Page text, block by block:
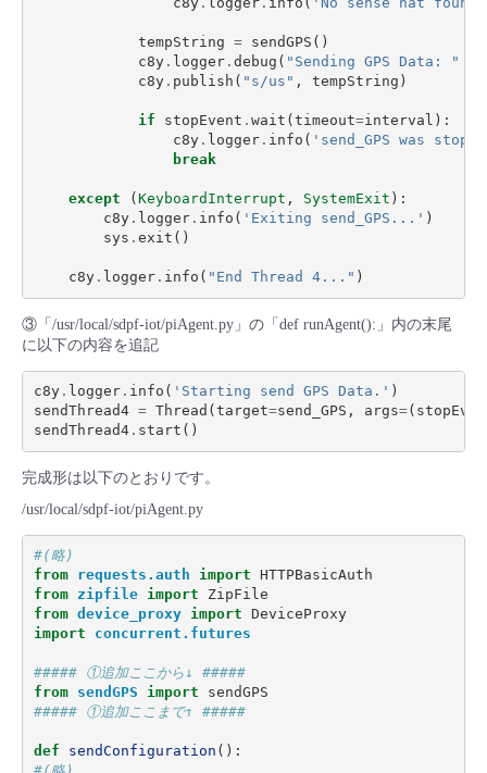
tempString = sendGPS ()
c8y. logger. debug ( "Sending GPS Data: "
c8y. publish ( "s/us" , tempString )
if stopEvent . wait ( timeout=interval ):
c8y. logger. info ( 'send_GPS was
break
except ( KeyboardInterrupt , SystemExit ):
c8y. logger. info ( 'Exiting send_GPS...' )
sys . exit ()
c8y. logger. info ( "End Thread 4..." )
③「/usr/local/sdpf-iot/piAgent.py」の「def runAgent():」内の末尾
に以下の内容を追記
c8y. logger. info ( 'Starting send GPS Data.' )
sendThread4 = Thread ( target=send_GPS , args=(
sendThread4. start ()
完成形は以下のとおりです。
/usr/local/sdpf-iot/piAgent.py
#(略)
from
requests.auth import HTTPBasicAuth
from
zipfile import
ZipFile
from device_proxy import DeviceProxy
import
concurrent.futures
##### ①追加ここから↓ #####
from
sendGPS import
sendGPS
##### ①追加ここまで↑ #####
def sendConfiguration ():